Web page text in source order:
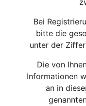
Bei
bitte die
unter der
Die von
Informationen
an in